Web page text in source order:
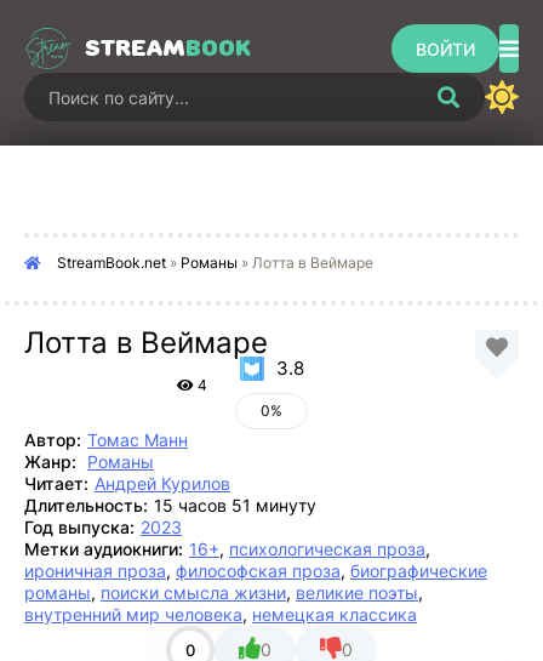
STREAMBOOK ВОЙТИ
StreamBook.net » Романы » Лотта в Веймаре
Лотта в Веймаре
4
3.8
0%
Автор: Томас Манн
Жанр:
Романы
Читает: Андрей Курилов
Длительность: 15 часов 51 минуту
Год выпуска: 2023
Метки аудиокниги: 16+, психологическая проза,
ироничная проза, философская проза, биографические
романы, поиски смысла жизни, великие поэты,
внутренний мир человека, немецкая классика
0 0 0